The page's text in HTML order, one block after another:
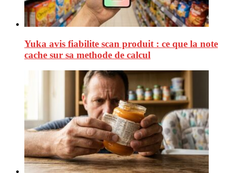
Yuka avis fiabilite scan produit : ce que la note
cache sur sa methode de calcul